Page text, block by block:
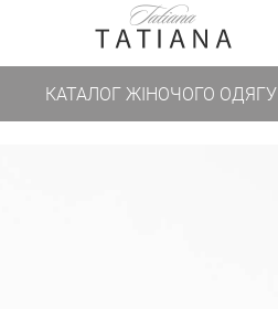
КАТАЛОГ ЖІНОЧОГО ОДЯГУ